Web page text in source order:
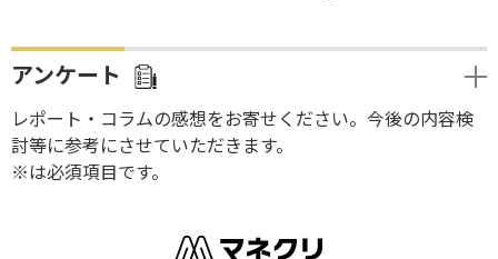
アンケート
レポート・コラムの感想をお寄せください。今後の内容検
討等に参考にさせていただきます。
※は必須項目です。